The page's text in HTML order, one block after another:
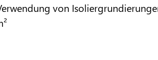
von